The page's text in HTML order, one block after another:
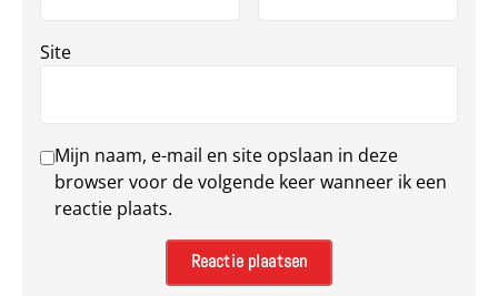
Site
Mijn naam, e-mail en site opslaan in deze
browser voor de volgende keer wanneer ik een
reactie plaats.